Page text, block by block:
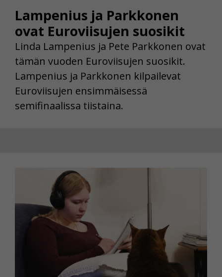
Lampenius ja Parkkonen
ovat Euroviisujen suosikit
Linda Lampenius ja Pete Parkkonen ovat
tämän vuoden Euroviisujen suosikit.
Lampenius ja Parkkonen kilpailevat
Euroviisujen ensimmäisessä
semifinaalissa tiistaina.